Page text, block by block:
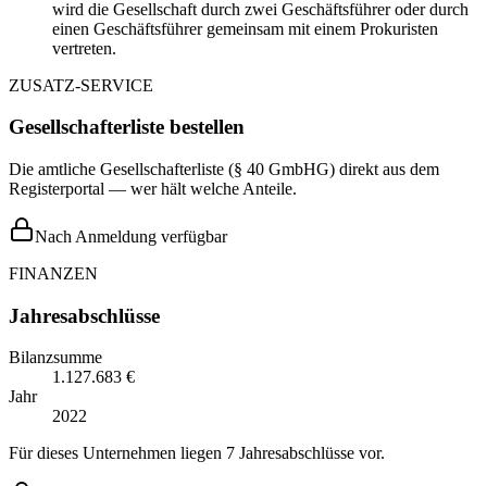
wird die Gesellschaft durch zwei Geschäftsführer oder durch
einen Geschäftsführer gemeinsam mit einem Prokuristen
vertreten.
ZUSATZ-SERVICE
Gesellschafterliste bestellen
Die amtliche Gesellschafterliste (§ 40 GmbHG) direkt aus dem
Registerportal — wer hält welche Anteile.
Nach Anmeldung verfügbar
FINANZEN
Jahresabschlüsse
Bilanzsumme
1.127.683 €
Jahr
2022
Für dieses Unternehmen liegen 7 Jahresabschlüsse vor.